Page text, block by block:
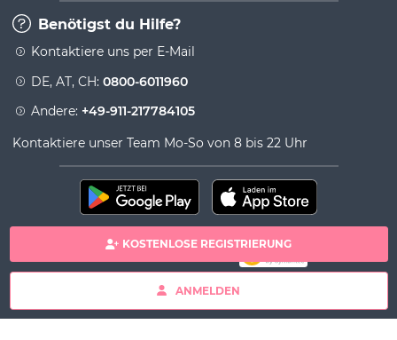
KOSTENLOSE REGISTRIERUNG
ANMELDEN
Benötigst du Hilfe?
Kontaktiere uns per E-Mail
DE, AT, CH: 0800-6011960
Andere: +49-911-217784105
Kontaktiere unser Team Mo-So von 8 bis 22 Uhr
100% sichere Zahlung
Copyright& copy 2026 Viversum - Powered by Ingenio